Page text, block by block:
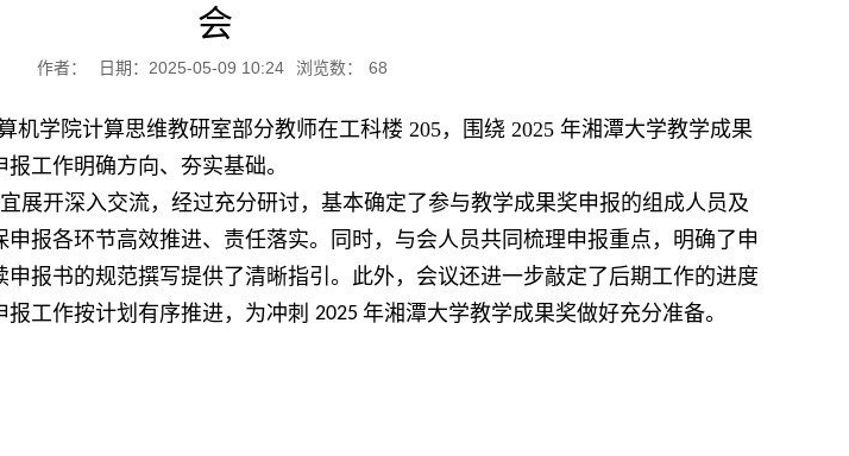
会​
作者： 日期：2025-05-09 10:24 浏览数： 68
机学院计算思维教研室部分教师在工科楼 205，围绕 2025 年湘潭大学教学成果
工作明确方向、夯实基础。
展开深入交流，经过充分研讨，基本确定了参与教学成果奖申报的组成人员及
报各环节高效推进、责任落实。同时，与会人员共同梳理申报重点，明确了申
报书的规范撰写提供了清晰指引。此外，会议还进一步敲定了后期工作的进度
工作按计划有序推进，为冲刺 2025 年湘潭大学教学成果奖做好充分准备。